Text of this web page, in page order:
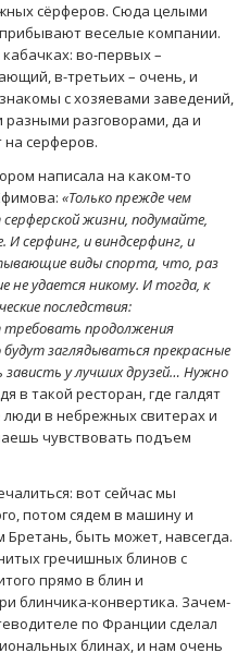
сёрферов. Сюда целыми
веселые компании.
во-первых –
в-третьих – очень, и
с хозяевами заведений,
разными разговорами, да и
серферов.
написала на каком-то
«Только прежде чем
жизни, подумайте,
серфинг, и виндсерфинг, и
виды спорта, что, раз
не удается никому. И тогда, к
последствия:
продолжения
заглядываться прекрасные
у лучших друзей… Нужно
в такой ресторан, где галдят
в небрежных свитерах и
чувствовать подъем
вот сейчас мы
потом сядем в машину и
быть может, навсегда.
гречишных блинов с
прямо в блин и
блинчика-конвертика. Зачем-
по Франции сделал
блинах, и нам очень